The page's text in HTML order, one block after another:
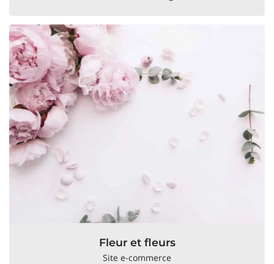
Fleur et fleurs
Site e-commerce